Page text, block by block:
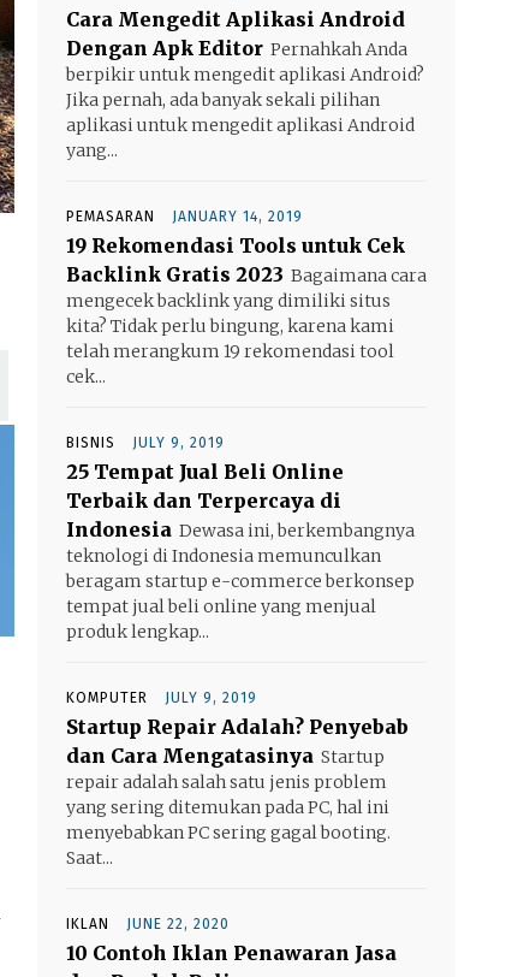
Cara Mengedit Aplikasi Android
Dengan Apk Editor Pernahkah Anda
berpikir untuk mengedit aplikasi Android?
Jika pernah, ada banyak sekali pilihan
aplikasi untuk mengedit aplikasi Android
yang...
PEMASARAN JANUARY 14, 2019
19 Rekomendasi Tools untuk Cek
Backlink Gratis 2023 Bagaimana cara
mengecek backlink yang dimiliki situs
kita? Tidak perlu bingung, karena kami
telah merangkum 19 rekomendasi tool
cek...
BISNIS JULY 9, 2019
25 Tempat Jual Beli Online
Terbaik dan Terpercaya di
Indonesia Dewasa ini, berkembangnya
teknologi di Indonesia memunculkan
beragam startup e-commerce berkonsep
tempat jual beli online yang menjual
produk lengkap...
KOMPUTER JULY 9, 2019
Startup Repair Adalah? Penyebab
dan Cara Mengatasinya Startup
repair adalah salah satu jenis problem
yang sering ditemukan pada PC, hal ini
menyebabkan PC sering gagal booting.
Saat...
IKLAN JUNE 22, 2020
10 Contoh Iklan Penawaran Jasa